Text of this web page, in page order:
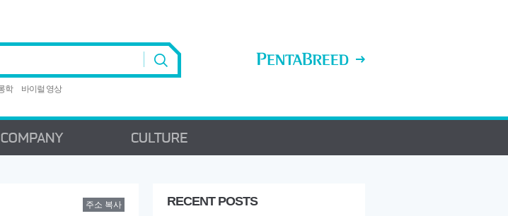
학 바이럴 영상
주소 복사 RECENT POSTS